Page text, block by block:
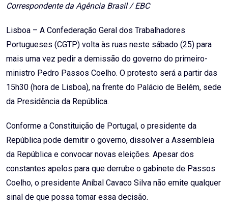
Correspondente da Agência Brasil / EBC
Lisboa – A Confederação Geral dos Trabalhadores
Portugueses (CGTP) volta às ruas neste sábado (25) para
mais uma vez pedir a demissão do governo do primeiro-
ministro Pedro Passos Coelho. O protesto será a partir das
15h30 (hora de Lisboa), na frente do Palácio de Belém, sede
da Presidência da República.
Conforme a Constituição de Portugal, o presidente da
República pode demitir o governo, dissolver a Assembleia
da República e convocar novas eleições. Apesar dos
constantes apelos para que derrube o gabinete de Passos
Coelho, o presidente Aníbal Cavaco Silva não emite qualquer
sinal de que possa tomar essa decisão.